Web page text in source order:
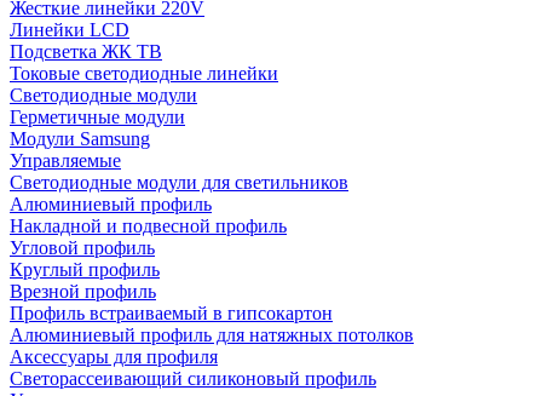
Жесткие линейки 220V
Линейки LCD
Подсветка ЖК ТВ
Токовые светодиодные линейки
Светодиодные модули
Герметичные модули
Модули Samsung
Управляемые
Светодиодные модули для светильников
Алюминиевый профиль
Накладной и подвесной профиль
Угловой профиль
Круглый профиль
Врезной профиль
Профиль встраиваемый в гипсокартон
Алюминиевый профиль для натяжных потолков
Аксессуары для профиля
Светорассеивающий силиконовый профиль